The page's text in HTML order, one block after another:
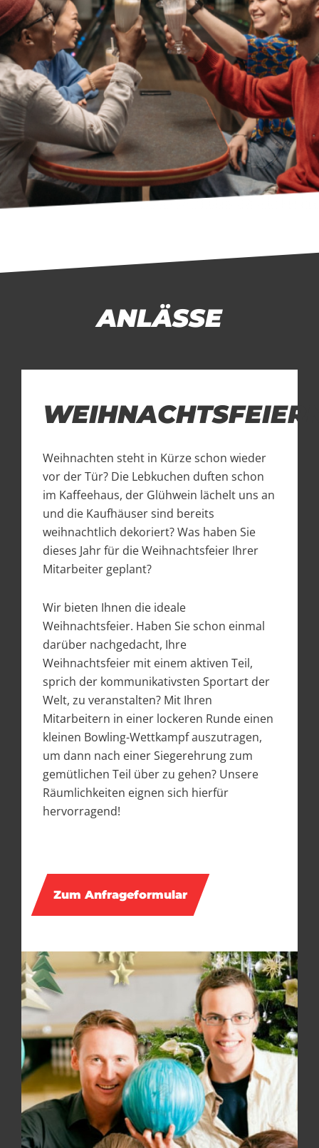
ANLÄSSE
Weihnachten steht in Kürze schon wieder
vor der Tür? Die Lebkuchen duften schon
im Kaffeehaus, der Glühwein lächelt uns an
und die Kaufhäuser sind bereits
weihnachtlich dekoriert? Was haben Sie
dieses Jahr für die Weihnachtsfeier Ihrer
Mitarbeiter geplant?
Wir bieten Ihnen die ideale
Weihnachtsfeier. Haben Sie schon einmal
darüber nachgedacht, Ihre
Weihnachtsfeier mit einem aktiven Teil,
sprich der kommunikativsten Sportart der
Welt, zu veranstalten? Mit Ihren
Mitarbeitern in einer lockeren Runde einen
kleinen Bowling-Wettkampf auszutragen,
um dann nach einer Siegerehrung zum
gemütlichen Teil über zu gehen? Unsere
Räumlichkeiten eignen sich hierfür
hervorragend!
Zum Anfrageformular